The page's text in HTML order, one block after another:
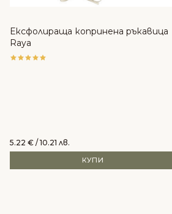
Ексфолираща копринена ръкавица
Raya
5.22 € / 10.21 лв.
КУПИ